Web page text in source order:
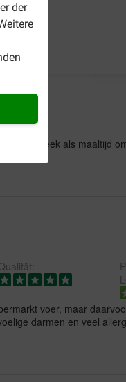
der
3x p week als maaltijd
voer, maar
darmen en veel